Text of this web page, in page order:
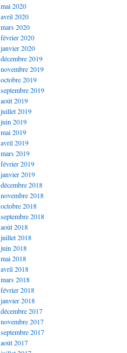
mai 2020
avril 2020
mars 2020
février 2020
janvier 2020
décembre 2019
novembre 2019
octobre 2019
septembre 2019
août 2019
juillet 2019
juin 2019
mai 2019
avril 2019
mars 2019
février 2019
janvier 2019
décembre 2018
novembre 2018
octobre 2018
septembre 2018
août 2018
juillet 2018
juin 2018
mai 2018
avril 2018
mars 2018
février 2018
janvier 2018
décembre 2017
novembre 2017
septembre 2017
août 2017